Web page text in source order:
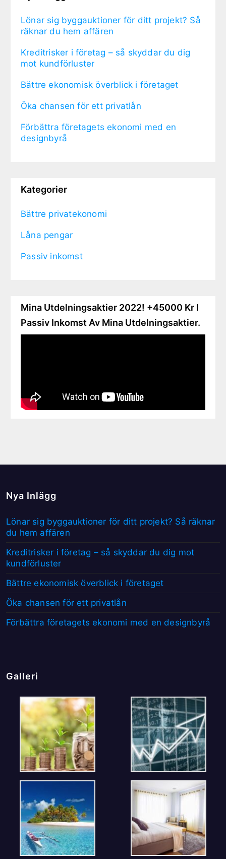
Lönar sig byggauktioner för ditt projekt? Så
räknar du hem affären
Kreditrisker i företag – så skyddar du dig
mot kundförluster
Bättre ekonomisk överblick i företaget
Öka chansen för ett privatlån
Förbättra företagets ekonomi med en
designbyrå
Kategorier
Bättre privatekonomi
Låna pengar
Passiv inkomst
Mina Utdelningsaktier 2022! +45000 Kr I
Passiv Inkomst Av Mina Utdelningsaktier.
Nya Inlägg
Lönar sig byggauktioner för ditt projekt? Så räknar
du hem affären
Kreditrisker i företag – så skyddar du dig mot
kundförluster
Bättre ekonomisk överblick i företaget
Öka chansen för ett privatlån
Förbättra företagets ekonomi med en designbyrå
Galleri